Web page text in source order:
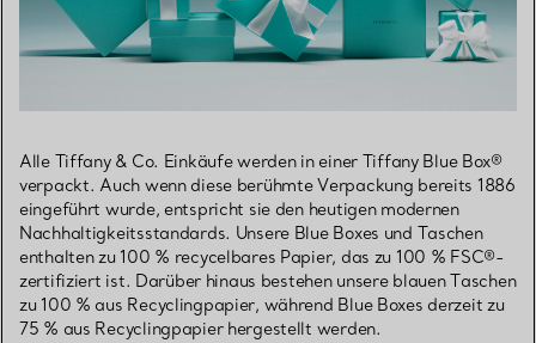
Alle Tiffany & Co. Einkäufe werden in einer Tiffany Blue Box®
verpackt. Auch wenn diese berühmte Verpackung bereits 1886
eingeführt wurde, entspricht sie den heutigen modernen
Nachhaltigkeitsstandards. Unsere Blue Boxes und Taschen
enthalten zu 100 % recycelbares Papier, das zu 100 % FSC®-
zertifiziert ist. Darüber hinaus bestehen unsere blauen Taschen
zu 100 % aus Recyclingpapier, während Blue Boxes derzeit zu
75 % aus Recyclingpapier hergestellt werden.